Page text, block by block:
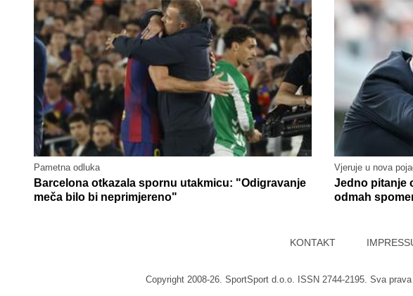
Pametna odluka
Barcelona otkazala spornu utakmicu: "Odigravanje
meča bilo bi neprimjereno"
Vjeruje u nova
Jedno pitanje
odmah
KONTAKT
Copyright 2008-26. SportSport d.o.o. ISSN 2744-2195. Sva